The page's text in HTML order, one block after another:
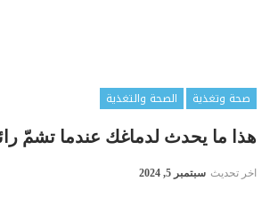
صحة وتغذية
الصحة والتغذية
هذا ما يحدث لدماغك عندما تشمّ
اخر تحديث سبتمبر 5, 2024